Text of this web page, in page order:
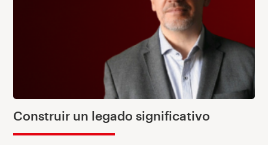
Construir un legado significativo